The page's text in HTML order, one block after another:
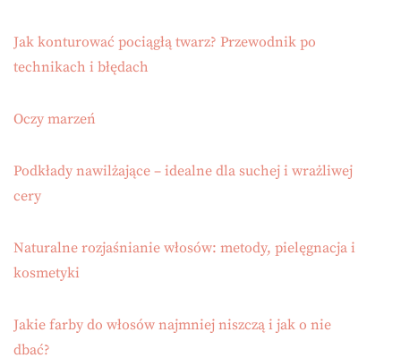
Jak konturować pociągłą twarz? Przewodnik po
technikach i błędach
Oczy marzeń
Podkłady nawilżające – idealne dla suchej i wrażliwej
cery
Naturalne rozjaśnianie włosów: metody, pielęgnacja i
kosmetyki
Jakie farby do włosów najmniej niszczą i jak o nie
dbać?